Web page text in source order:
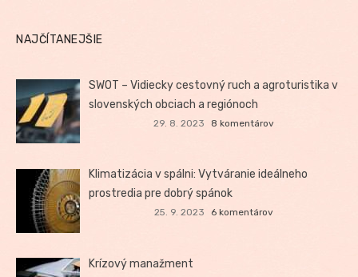
NAJČÍTANEJŠIE
SWOT – Vidiecky cestovný ruch a agroturistika v
slovenských obciach a regiónoch
29. 8. 2023 8 komentárov
Klimatizácia v spálni: Vytváranie ideálneho
prostredia pre dobrý spánok
25. 9. 2023 6 komentárov
Krízový manažment